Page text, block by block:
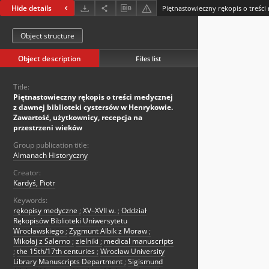
Hide details
Object structure
Object description Files list
Title:
Piętnastowieczny rękopis o treści medycznej
z dawnej biblioteki cystersów w Henrykowie.
Zawartość, użytkownicy, recepcja na
przestrzeni wieków
Group publication title:
Almanach Historyczny
Creator:
Kardyś, Piotr
Keywords:
rękopisy medyczne ; XV–XVII w. ; Oddział
Rękopisów Biblioteki Uniwersytetu
Wrocławskiego ; Zygmunt Albik z Moraw ;
Mikołaj z Salerno ; zielniki ; medical manuscripts
; the 15th/17th centuries ; Wrocław University
Library Manuscripts Department ; Sigismund